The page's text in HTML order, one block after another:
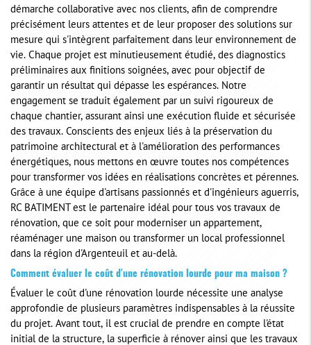
démarche collaborative avec nos clients, afin de comprendre
précisément leurs attentes et de leur proposer des solutions sur
mesure qui s'intègrent parfaitement dans leur environnement de
vie. Chaque projet est minutieusement étudié, des diagnostics
préliminaires aux finitions soignées, avec pour objectif de
garantir un résultat qui dépasse les espérances. Notre
engagement se traduit également par un suivi rigoureux de
chaque chantier, assurant ainsi une exécution fluide et sécurisée
des travaux. Conscients des enjeux liés à la préservation du
patrimoine architectural et à l'amélioration des performances
énergétiques, nous mettons en œuvre toutes nos compétences
pour transformer vos idées en réalisations concrètes et pérennes.
Grâce à une équipe d'artisans passionnés et d'ingénieurs aguerris,
RC BATIMENT est le partenaire idéal pour tous vos travaux de
rénovation, que ce soit pour moderniser un appartement,
réaménager une maison ou transformer un local professionnel
dans la région d'Argenteuil et au-delà.
Comment évaluer le coût d'une rénovation lourde pour ma maison ?
Évaluer le coût d'une rénovation lourde nécessite une analyse
approfondie de plusieurs paramètres indispensables à la réussite
du projet. Avant tout, il est crucial de prendre en compte l'état
initial de la structure, la superficie à rénover ainsi que les travaux